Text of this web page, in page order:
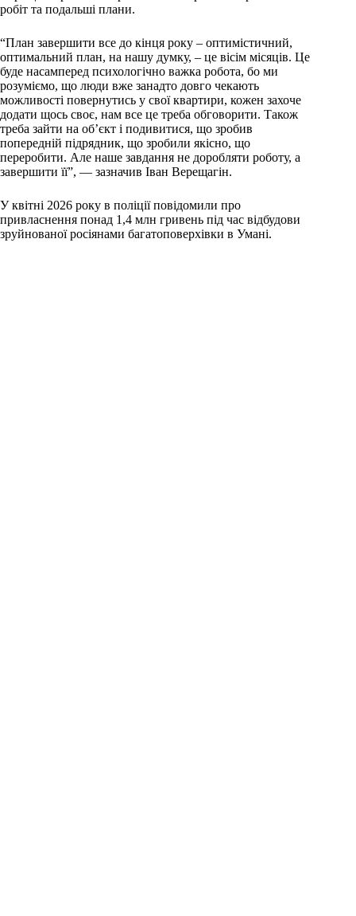
робіт та подальші плани.
“План завершити все до кінця року – оптимістичний,
оптимальний план, на нашу думку, – це вісім місяців. Це
буде насамперед психологічно важка робота, бо ми
розуміємо, що люди вже занадто довго чекають
можливості повернутись у свої квартири, кожен захоче
додати щось своє, нам все це треба обговорити. Також
треба зайти на об’єкт і подивитися, що зробив
попередній підрядник, що зробили якісно, що
переробити. Але наше завдання не доробляти роботу, а
завершити її”, — зазначив Іван Верещагін.
У квітні 2026 року в поліції повідомили про
привласнення понад 1,4 млн гривень під час відбудови
зруйнованої росіянами багатоповерхівки в Умані.